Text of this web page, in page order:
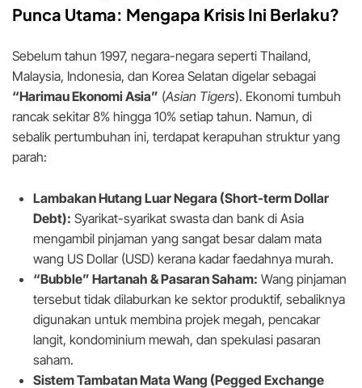
Punca Utama: Mengapa Krisis Ini Berlaku?
Sebelum tahun 1997, negara-negara seperti Thailand,
Malaysia, Indonesia, dan Korea Selatan digelar sebagai
“Harimau Ekonomi Asia” (Asian Tigers). Ekonomi tumbuh
rancak sekitar 8% hingga 10% setiap tahun. Namun, di
sebalik pertumbuhan ini, terdapat kerapuhan struktur yang
parah:
Lambakan Hutang Luar Negara (Short-term Dollar
Debt): Syarikat-syarikat swasta dan bank di Asia
mengambil pinjaman yang sangat besar dalam mata
wang US Dollar (USD) kerana kadar faedahnya murah.
“Bubble” Hartanah & Pasaran Saham: Wang pinjaman
tersebut tidak dilaburkan ke sektor produktif, sebaliknya
digunakan untuk membina projek megah, pencakar
langit, kondominium mewah, dan spekulasi pasaran
saham.
Sistem Tambatan Mata Wang (Pegged Exchange